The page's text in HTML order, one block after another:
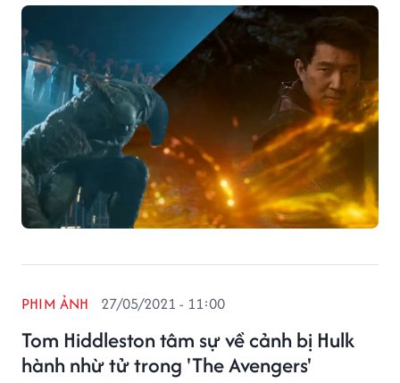
Tom Hiddleston tâm sự về cảnh bị Hulk
hành nhừ tử trong 'The Avengers'
PHIM ẢNH 27/05/2021 - 11:00